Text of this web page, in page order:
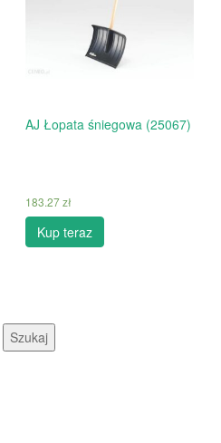
AJ Łopata śniegowa (25067)
183.27zł
Kup teraz
Szukaj